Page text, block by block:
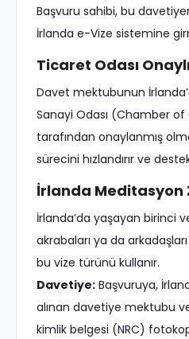
Başvuru sahibi, bu
İrlanda e-Vize sistemine
Ticaret Odası
Davet mektubunun
Sanayi Odası (Chamber
tarafından onaylanmış
sürecini hızlandırır ve
İrlanda Meditasyon
İrlanda’da yaşayan birinci
akrabaları ya da
bu vize türünü kullanır.
Davetiye: Başvuruya,
alınan davetiye mektubu
kimlik belgesi (NRC)